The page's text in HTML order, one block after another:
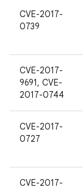
CVE-2017-
0739
CVE-2017-
9691, CVE-
2017-0744
CVE-2017-
0727
CVE-2017-